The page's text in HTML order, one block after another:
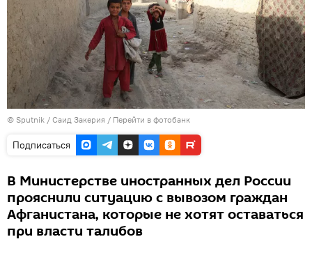
© Sputnik / Саид Закерия / Перейти в фотобанк
Подписаться
В Министерстве иностранных дел России
прояснили ситуацию с вывозом граждан
Афганистана, которые не хотят оставаться
при власти талибов